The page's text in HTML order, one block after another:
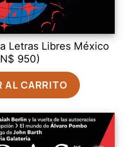
Letras Libres México
950)
AL CARRITO